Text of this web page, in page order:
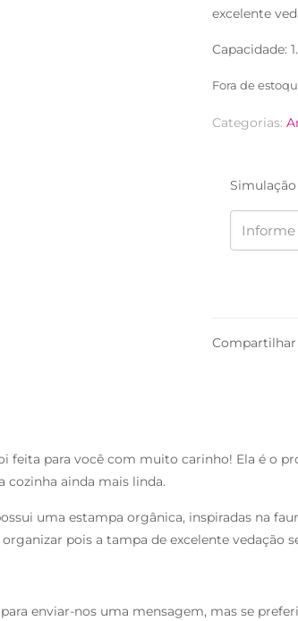
excelente
Capacidade:
Fora de
Categorias:
Compartilhar
feita para você com muito carinho! Ela é o
cozinha ainda mais linda.
uma estampa orgânica, inspiradas na
pois a tampa de excelente vedação
para enviar-nos uma mensagem, mas se